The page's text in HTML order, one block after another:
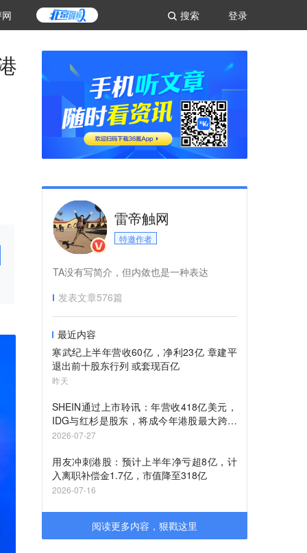
登录
搜索
雷帝触网
特邀作者
TA没有写简介，但内敛也是一种表达
发表文章576篇
最近内容
寒武纪上半年营收60亿，净利23亿 章建平
退出前十股东行列 或套现百亿
昨天
SHEIN通过上市聆讯：年营收418亿美元，
IDG与红杉是股东，将成今年港股最大跨境
电商IPO
2026-07-27
用友冲刺港股：预计上半年净亏超8亿，计
入离职补偿金1.7亿，市值降至318亿
2026-07-16
阅读更多内容，狠戳这里